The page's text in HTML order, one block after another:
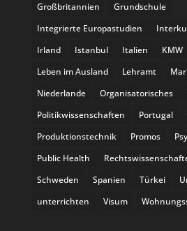
Großbritannien
Grundschule
Integrierte Europastudien
Irland
Istanbul Italien KMW
Leben im Ausland
Lehramt
Niederlande
Organisatorisches
Politikwissenschaften
Portugal
Produktionstechnik
Promos
Public Health
Schweden
Spanien Türkei
unterrichten
Visum